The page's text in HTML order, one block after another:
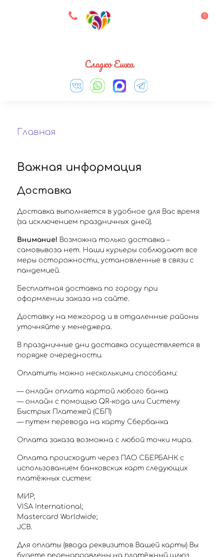
8 927 083 33 05 0
Сладко Ешка
Главная
Важная информация
Доставка
Доставка выполняется в удобное для Вас время
(за исключением праздничных дней).
Внимание! Возможна только доставка –
самовывоза нет. Наши курьеры соблюдают все
меры осторожности, установленные в связи с
пандемией.
Бесплатная доставка по городу при
оформлении заказа на сайте.
Доставку на межгород и в отдаленные районы
уточняйте у менеджера.
В праздничные дни доставка осуществляется в
порядке очередности.
Оплатить можно несколькими способами:
— онлайн оплата картой любого банка
— онлайн с помощью QR-кода или Систему
Быстрых Платежей (СБП)
— путем перевода на карту Сбербанка
Оплата заказа возможна с любой точки мира.
Оплата происходит через ПАО СБЕРБАНК с
использованием банковских карт следующих
платёжных систем:
МИР;
VISA International;
Mastercard Worldwide;
JCB.
Для оплаты (ввода реквизитов Вашей карты) Вы
будете перенаправлены на платёжный шлюз